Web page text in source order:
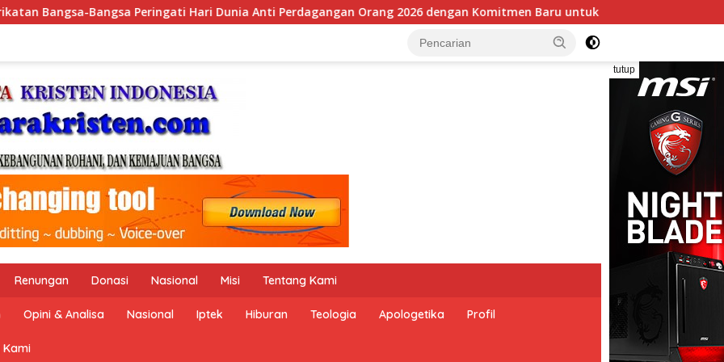
Anti Perdagangan Orang 2026 dengan Komitmen Baru untuk Memberantas Perdagangan Orang di Era Digital
tutup
Renungan Donasi Nasional Misi Tentang Kami
Opini & Analisa Nasional Iptek Hiburan Teologia Apologetika Profil
Kami